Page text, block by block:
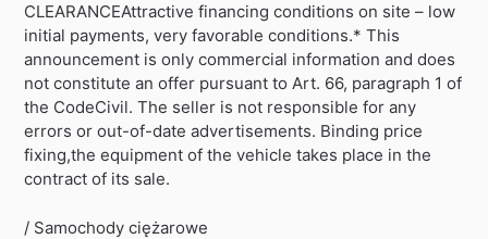
CLEARANCEAttractive financing conditions on site – low
initial payments, very favorable conditions.* This
announcement is only commercial information and does
not constitute an offer pursuant to Art. 66, paragraph 1 of
the CodeCivil. The seller is not responsible for any
errors or out-of-date advertisements. Binding price
fixing,the equipment of the vehicle takes place in the
contract of its sale.
/ Samochody ciężarowe